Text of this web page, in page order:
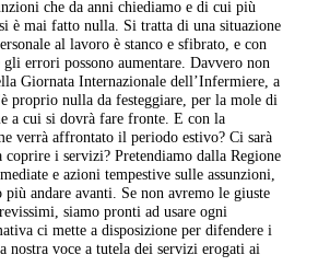
che da anni chiediamo e di cui più
è mai fatto nulla. Si tratta di una situazione
al lavoro è stanco e sfibrato, e con
gli errori possono aumentare. Davvero non
Giornata Internazionale dell’Infermiere, a
proprio nulla da festeggiare, per la mole di
a cui si dovrà fare fronte. E con la
verrà affrontato il periodo estivo? Ci sarà
coprire i servizi? Pretendiamo dalla Regione
e azioni tempestive sulle assunzioni,
più andare avanti. Se non avremo le giuste
siamo pronti ad usare ogni
ci mette a disposizione per difendere i
nostra voce a tutela dei servizi erogati ai